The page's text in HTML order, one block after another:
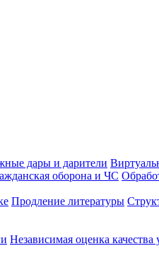
дары и дарители
оборона и ЧС
Продление литературы
Независимая оценка качества